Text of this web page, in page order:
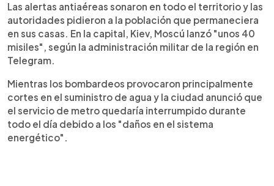
Las alertas antiaéreas sonaron en todo el territorio y las
autoridades pidieron a la población que permaneciera
en sus casas. En la capital, Kiev, Moscú lanzó "unos 40
misiles", según la administración militar de la región en
Telegram.
Mientras los bombardeos provocaron principalmente
cortes en el suministro de agua y la ciudad anunció que
el servicio de metro quedaría interrumpido durante
todo el día debido a los "daños en el sistema
energético".